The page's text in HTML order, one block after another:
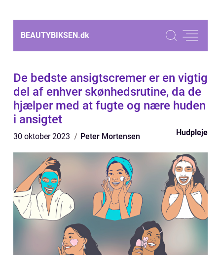
BEAUTYBIKSEN.dk
De bedste ansigtscremer er en vigtig
del af enhver skønhedsrutine, da de
hjælper med at fugte og nære huden
i ansigtet
30 oktober 2023 Peter Mortensen Hudpleje